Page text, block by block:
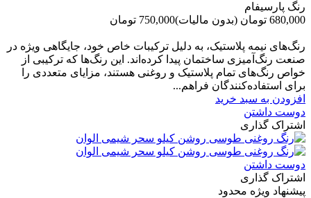
رنگ پارسیفام
680,000 تومان
(بدون مالیات)750,000 تومان
رنگ‌های نیمه پلاستیک، به دلیل ترکیبات خاص خود، جایگاهی ویژه در
صنعت رنگ‌آمیزی ساختمان پیدا کرده‌اند. این رنگ‌ها که ترکیبی از
خواص رنگ‌های تمام پلاستیک و روغنی هستند، مزایای متعددی را
برای استفاده‌کنندگان فراهم...
افزودن به سبد خرید
دوست داشتن
اشتراک گذاری
دوست داشتن
اشتراک گذاری
پیشنهاد ویژه محدود